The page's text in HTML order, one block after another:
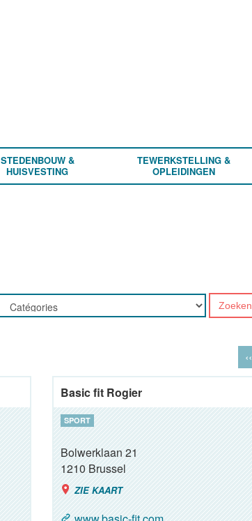
STEDENBOUW &
HUISVESTING
TEWERKSTELLING &
OPLEIDINGEN
Zoeken
‹‹
Basic fit Rogier
SPORT
Bolwerklaan 21
1210Brussel
ZIE KAART